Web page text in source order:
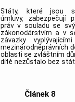
Státy, které jsou
úmluvy, zabezpečují
práv v souladu se
zákonodárstvím a v
závazky
mezinárodněprávních
oblasti se zvláštním
dítě nezůstalo bez
Článek 8